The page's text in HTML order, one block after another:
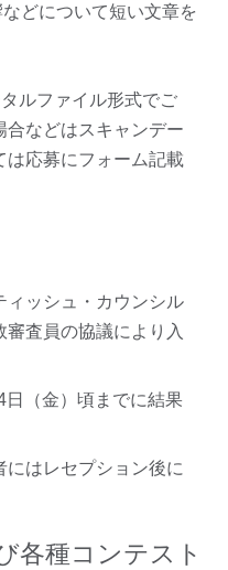
どについて短い文章を
ルファイル形式でご
合などはスキャンデー
は応募にフォーム記載
ィッシュ・カウンシル
査員の協議により入
日（金）頃までに結果
はレセプション後に
各種コンテスト